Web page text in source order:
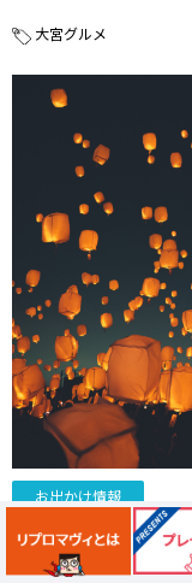
大宮グルメ
お出かけ情報
【さいたま市】幻
開催！埼玉スタジ